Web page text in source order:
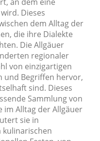
Dieses
dem Alltag der
die ihre Dialekte
Die Allgäuer
regionaler
von einzigartigen
und Begriffen hervor,
sind. Dieses
Sammlung von
im Alltag der Allgäuer
sie in
kulinarischen